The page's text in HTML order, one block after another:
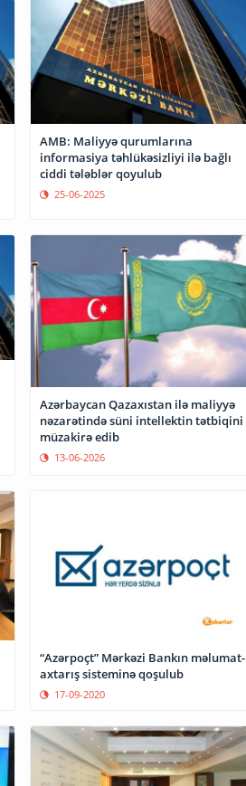
AMB: Maliyyə qurumlarına
informasiya təhlükəsizliyi ilə bağlı
ciddi tələblər qoyulub
25-06-2025
Azərbaycan Qazaxıstan ilə maliyyə
nəzarətində süni intellektin tətbiqini
müzakirə edib
13-06-2026
“Azərpoçt” Mərkəzi Bankın məlumat-
axtarış sisteminə qoşulub
17-09-2020